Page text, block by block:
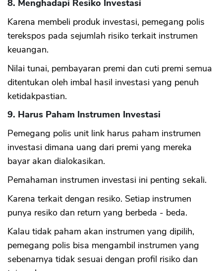
8. Menghadapi Resiko Investasi
Karena membeli produk investasi, pemegang polis
terekspos pada sejumlah risiko terkait instrumen
keuangan.
Nilai tunai, pembayaran premi dan cuti premi semua
ditentukan oleh imbal hasil investasi yang penuh
ketidakpastian.
9. Harus Paham Instrumen Investasi
Pemegang polis unit link harus paham instrumen
investasi dimana uang dari premi yang mereka
bayar akan dialokasikan.
Pemahaman instrumen investasi ini penting sekali.
Karena terkait dengan resiko. Setiap instrumen
punya resiko dan return yang berbeda - beda.
Kalau tidak paham akan instrumen yang dipilih,
pemegang polis bisa mengambil instrumen yang
sebenarnya tidak sesuai dengan profil risiko dan